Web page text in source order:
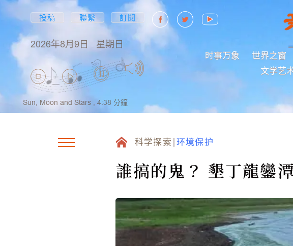
投稿 聯繫 訂閱
2026年8月9日 星期日
时事万象 世界之窗
文学艺
Sun, Moon and Stars , 4:38 分鐘
科学探索 环境保护
誰搞的鬼？ 墾丁龍鑾